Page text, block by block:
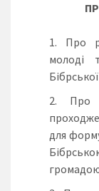
Про
молоді
Про
для